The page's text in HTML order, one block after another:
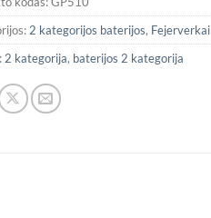
2 kategorijos baterijos, Fejerverkai
2 kategorija, baterijos 2 kategorija